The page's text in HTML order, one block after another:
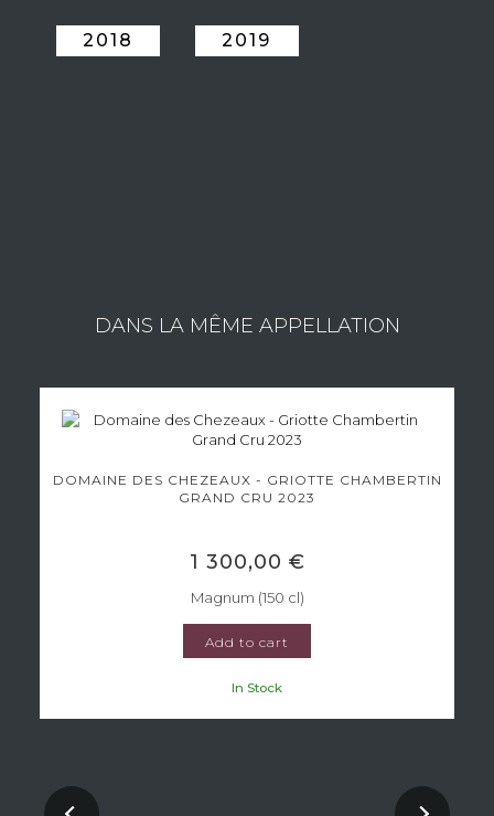
2018 2019
DANS LA MÊME APPELLATION
DOMAINE DES CHEZEAUX - GRIOTTE CHAMBERTIN
GRAND CRU 2023
1 300,00 €
Magnum (150 cl)
Add to cart
In Stock